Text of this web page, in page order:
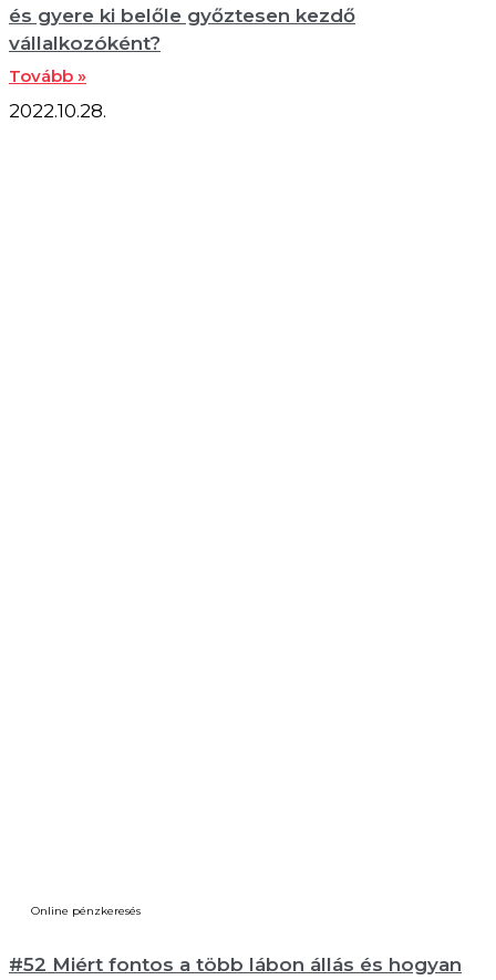
és gyere ki belőle győztesen kezdő
vállalkozóként?
Tovább »
2022.10.28.
Online pénzkeresés
#52 Miért fontos a több lábon állás és hogyan